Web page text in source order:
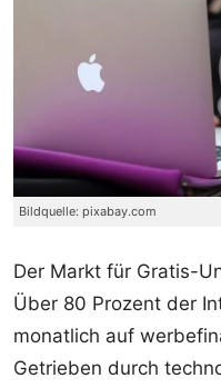
Bildquelle: pixabay.com
Der Markt für Gratis-
Über 80 Prozent der
monatlich auf
Getrieben durch